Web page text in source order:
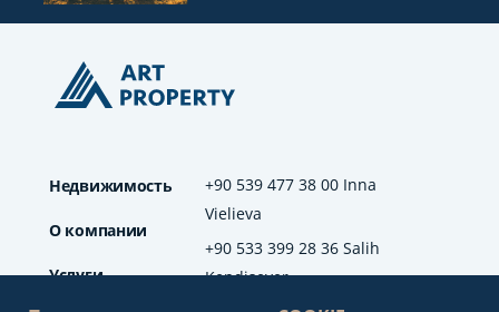
+90 539 477 38 00 Inna
Vielieva
+90 533 399 28 36 Salih
Kendisever
Недвижимость
О компании
Услуги